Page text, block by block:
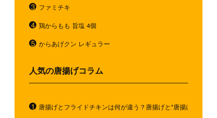
ファミチキ
鶏からもも 旨塩 4個
からあげクン レギュラー
人気の唐揚げコラム
唐揚げとフライドチキンは何が違う？唐揚げと"唐揚げと似て